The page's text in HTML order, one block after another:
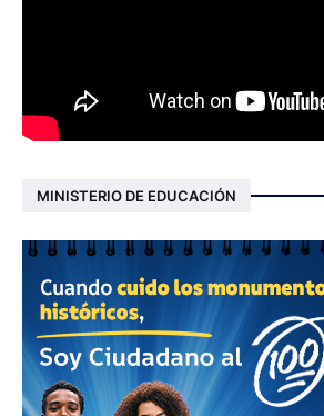
MINISTERIO DE EDUCACIÓN